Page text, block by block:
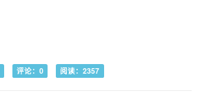
评论：0 阅读：2357